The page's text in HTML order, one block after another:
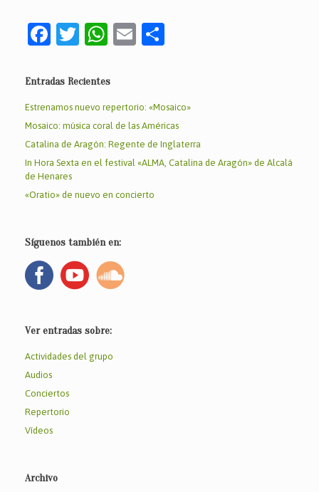
F
c
e
b
o
o
k
T
itt
er
W
at
s
A
p
p
E
l
p
ar
tir
Entradas Recientes
Estrenamos nuevo repertorio: «Mosaico»
Mosaico: música coral de las Américas
Catalina de Aragón: Regente de Inglaterra
In Hora Sexta en el festival «ALMA, Catalina de Aragón» de Alcalá
de Henares
«Oratio» de nuevo en concierto
Síguenos también en:
Ver entradas sobre:
Actividades del grupo
Audios
Conciertos
Repertorio
Vídeos
Archivo